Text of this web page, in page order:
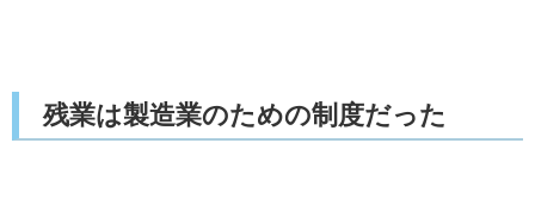
残業は製造業のための制度だった